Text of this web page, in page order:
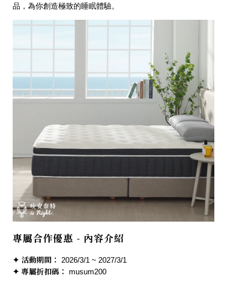
品，為你創造極致的睡眠體驗。
專屬合作優惠 - 內容介紹
✦ 活動期間： 2026/3/1 ~ 2027/3/1
✦ 專屬折扣碼： musum200